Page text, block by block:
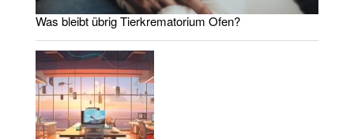
Was bleibt übrig Tierkrematorium Ofen?